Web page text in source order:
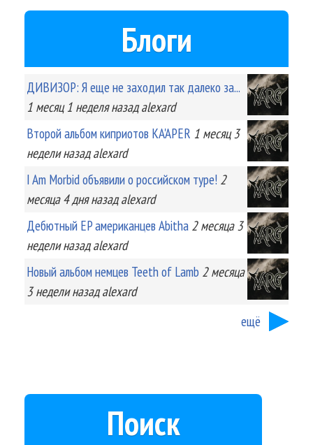
Блоги
ДИВИЗОР: Я еще не заходил так далеко за...
1 месяц 1 неделяназад alexard
Второй альбом киприотов KA'APER 1 месяц 3
неделиназад alexard
I Am Morbid объявили о российском туре! 2
месяца 4 дняназад alexard
Дебютный EP американцев Abitha 2 месяца 3
неделиназад alexard
Новый альбом немцев Teeth of Lamb 2 месяца
3 неделиназад alexard
ещё
Поиск